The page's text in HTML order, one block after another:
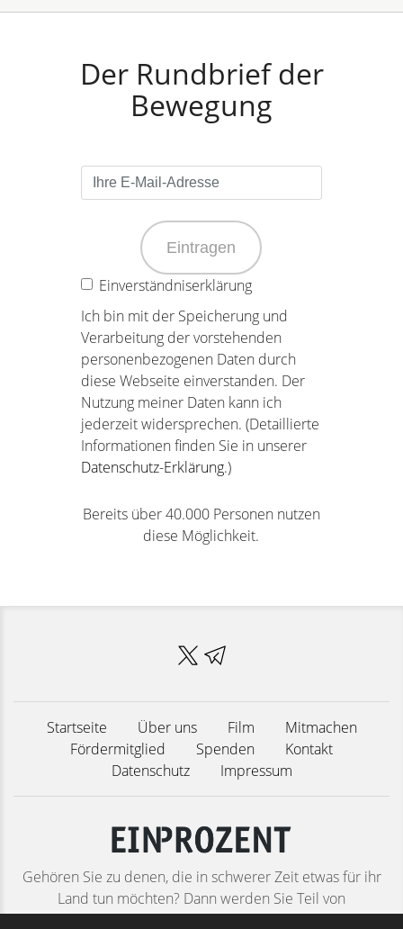
Der Rundbrief der
Bewegung
Eintragen
Einverständniserklärung
Ich bin mit der Speicherung und
Verarbeitung der vorstehenden
personenbezogenen Daten durch
diese Webseite einverstanden. Der
Nutzung meiner Daten kann ich
jederzeit widersprechen. (Detaillierte
Informationen finden Sie in unserer
Datenschutz-Erklärung.)
Bereits über 40.000 Personen nutzen
diese Möglichkeit.
Startseite Über uns Film
Mitmachen
Fördermitglied
Spenden
Kontakt
Datenschutz
Impressum
Gehören Sie zu denen, die in schwerer Zeit etwas für ihr
Land tun möchten? Dann werden Sie Teil von
Deutschlands größtem patriotischen Bürgernetzwerk! Ob